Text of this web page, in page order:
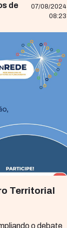
de
07/08/2024
08:23
Territorial
o debate